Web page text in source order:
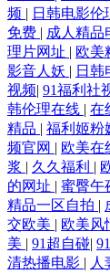
频 | 日韩电影伦
免费 | 成人精品
理片网址 | 欧美
影音人妖 | 日韩
视频| 91福利社
韩伦理在线 | 在
精品 | 福利姬粉
频官网 | 欧美在
浆 | 久久福利 |
的网址 | 蜜臀午
精品一区自拍 |
交欧美 | 欧美风
美 | 91超自碰|
清热播电影 | 人